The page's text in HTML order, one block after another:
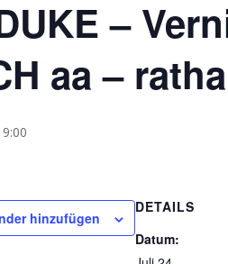
–
aa –
hinzufügen
DETAILS
Datum: